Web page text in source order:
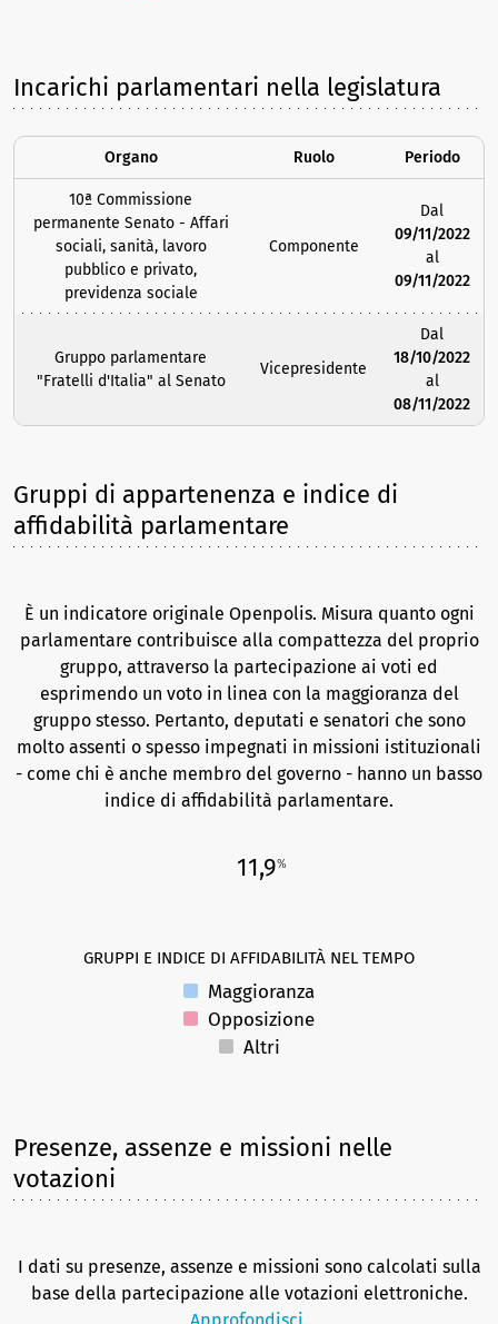
Incarichi parlamentari nella legislatura
Organo Ruolo Periodo
10ª Commissione
permanente Senato - Affari
sociali, sanità, lavoro
pubblico e privato,
previdenza sociale
Componente
Dal
09/11/2022
al
09/11/2022
Gruppo parlamentare
"Fratelli d'Italia" al Senato
Vicepresidente
Dal
18/10/2022
al
08/11/2022
Gruppi di appartenenza e indice di
affidabilità parlamentare
È un indicatore originale Openpolis. Misura quanto ogni
parlamentare contribuisce alla compattezza del proprio
gruppo, attraverso la partecipazione ai voti ed
esprimendo un voto in linea con la maggioranza del
gruppo stesso. Pertanto, deputati e senatori che sono
molto assenti o spesso impegnati in missioni istituzionali
- come chi è anche membro del governo - hanno un basso
indice di affidabilità parlamentare.
11,9%
GRUPPI E INDICE DI AFFIDABILITÀ NEL TEMPO
Maggioranza
Opposizione
Altri
Presenze, assenze e missioni nelle
votazioni
I dati su presenze, assenze e missioni sono calcolati sulla
base della partecipazione alle votazioni elettroniche.